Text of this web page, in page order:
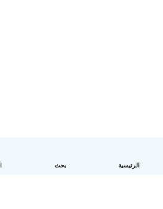
الرئيسية بحث